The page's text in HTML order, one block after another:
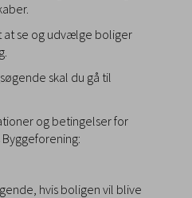
at se og udvælge boliger
skal du gå til
og betingelser for
hvis boligen vil blive